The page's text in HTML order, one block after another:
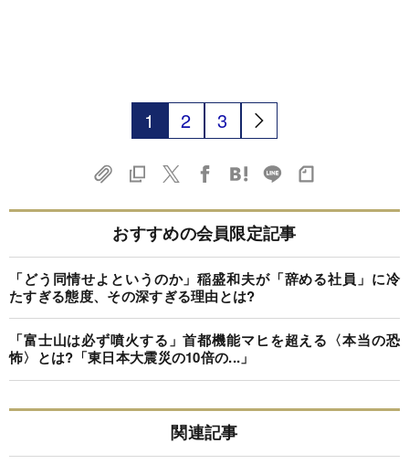
1 2 3
おすすめの会員限定記事
「どう同情せよというのか」稲盛和夫が「辞める社員」に冷
たすぎる態度、その深すぎる理由とは?
「富士山は必ず噴火する」首都機能マヒを超える〈本当の恐
怖〉とは?「東日本大震災の10倍の...」
関連記事